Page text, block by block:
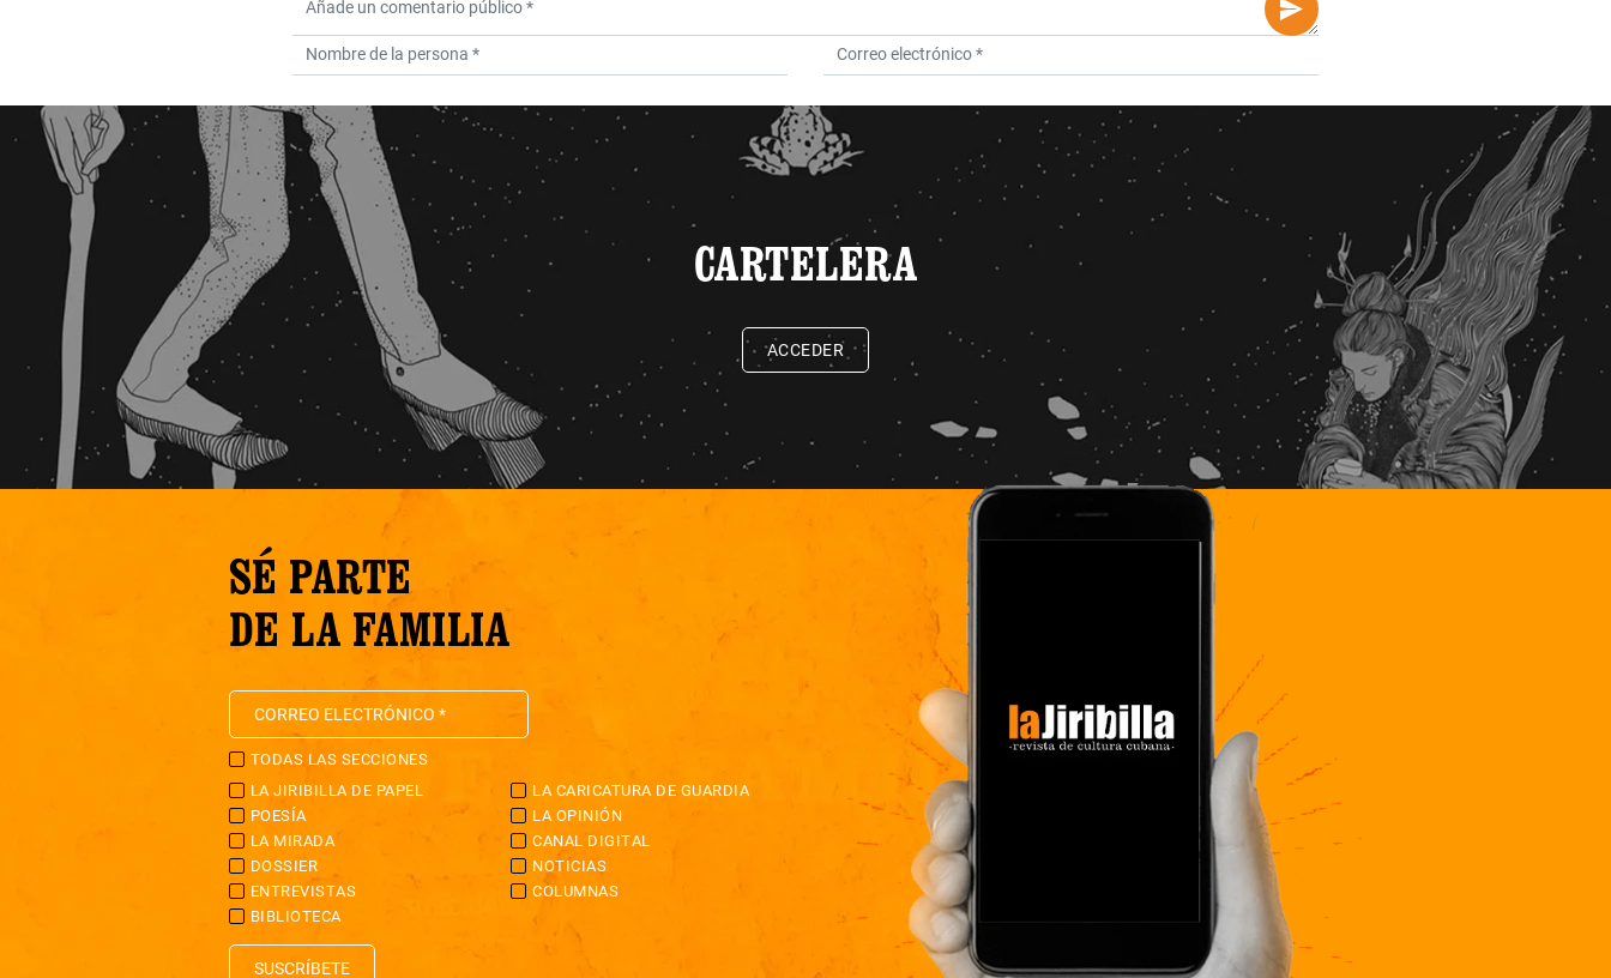
CARTELERA
ACCEDER
SÉ PARTE
DE LA FAMILIA
TODAS LAS SECCIONES
LA JIRIBILLA DE PAPEL
LA CARICATURA DE GUARDIA
POESÍA
LA OPINIÓN
LA MIRADA
CANAL DIGITAL
DOSSIER
NOTICIAS
ENTREVISTAS
COLUMNAS
BIBLIOTECA
SUSCRÍBETE